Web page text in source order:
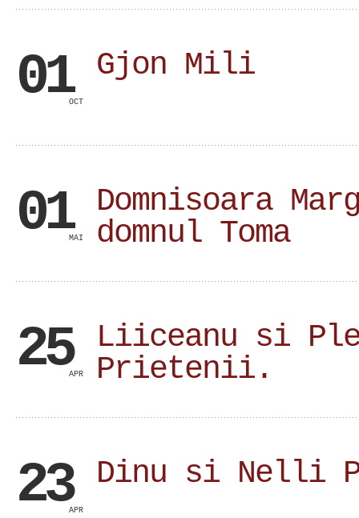
01OCT
Gjon Mili
01MAI
Domnisoara
domnul Toma
25APR
Liiceanu si
Prietenii.
23APR
Dinu si Nelli